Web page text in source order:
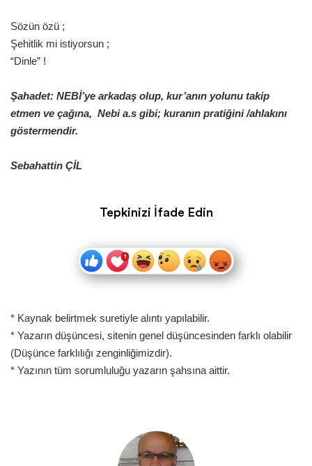
Sözün özü ;
Şehitlik mi istiyorsun ;
“Dinle” !
Şahadet: NEBİ’ye arkadaş olup, kur’anın yolunu takip
etmen ve çağına, Nebi a.s gibi; kuranın pratiğini /ahlakını
göstermendir.
Sebahattin ÇİL
Tepkinizi İfade Edin
* Kaynak belirtmek suretiyle alıntı yapılabilir.
* Yazarın düşüncesi, sitenin genel düşüncesinden farklı olabilir
(Düşünce farklılığı zenginliğimizdir).
* Yazının tüm sorumluluğu yazarın şahsına aittir.